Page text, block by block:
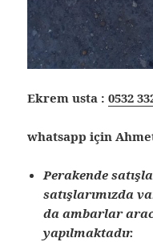
Ekrem usta :0532
whatsapp için
Perakende
satışlarımızda
da ambarlar
yapılmaktadır.